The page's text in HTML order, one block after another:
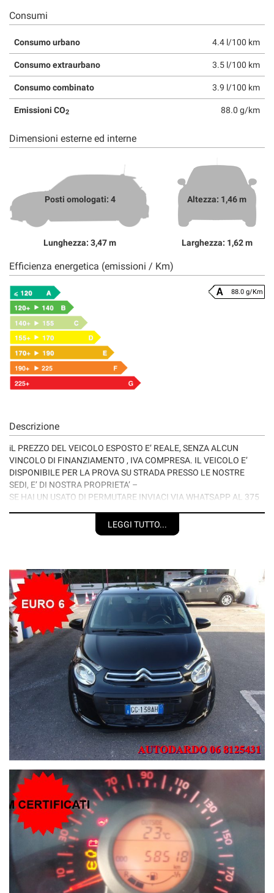
Consumi
Consumo urbano 4.4 l/100 km
Consumo extraurbano 3.5 l/100 km
Consumo combinato 3.9 l/100 km
Emissioni CO2 88.0 g/km
Dimensioni esterne ed interne
Posti omologati: 4
Lunghezza: 3,47 m
Altezza: 1,46 m
Larghezza: 1,62 m
Efficienza energetica (emissioni / Km)
88.0 g/Km
Descrizione
iL PREZZO DEL VEICOLO ESPOSTO E’ REALE, SENZA ALCUN
VINCOLO DI FINANZIAMENTO , IVA COMPRESA. IL VEICOLO E’
DISPONIBILE PER LA PROVA SU STRADA PRESSO LE NOSTRE
SEDI, E’ DI NOSTRA PROPRIETA’ –
SE HAI UN USATO DI PERMUTARE INVIACI VIA WHATSAPP AL 375
TI RISPONDEREMO ENTRO 24 ORE CON LA NOSTRA MIGLIORE
VISUALIZZARE OLTRE 30 FOTO IN FORMATO HD.
GUARDA LE NOSTRE RECENSIONI E RICORDA CHE QUESTO
VEICOLO GODE DEI SEGUENTI SERVIZI :
- GARANZIA ESTENDIBILE SINO A 36 MESI CON UN LEGGERO
SOVRAPREZZO
- FINANZIAMENTI PERSONALIZZATI AI MIGLIORI TASSI DI
MERCATO SINO AD 84 MESI ANCHE CON ZERO ANTICIPO
- CHILOMETRAGGIO DEI VEICOLI RIPORTATO NEL CONTRATTO E
NELLA FATTURA DI VENDITA
- TRASFERIMENTO DI PROPRIETA IMMEDIATO IN SEDE
- POSSIBILITA’ DI PERMUTA : MANDACI LE FOTO DEL VEICOLO DA
PERMUTARE VIA MAIL A AUTOARDO@TISCALI.IT CON LA TARGA
ED UNA BREVE DESCRIZIONI.
- CONSEGNA IMMEDIATA ANCHE IN GIORNATA
ATTENZIONE: NONOSTANTE IL GESTIONALE SI SIA PRODIGATO
POSSIBILE, POTREBBERO ESSERE PRESENTI EVENTUALI ERRORI
E/O OMISSIONI. PER TALE MOTIVO VI PREGHIAMO DI
CONTATTARE IL VENDITORE PER AVER CONFERMA DELLA
DISPONIBILITA‘ DEL MEZZO E DELLA VERIDICITA’ DEI DATI
INSERITI I QUALI NON HANNO ALCUNA VALENZA CONTRATTUALE
ESSENDO INSERITI ANCHE A MEZZO DI PROGRAMMI AUTOMATICI
LEGGI TUTTO...